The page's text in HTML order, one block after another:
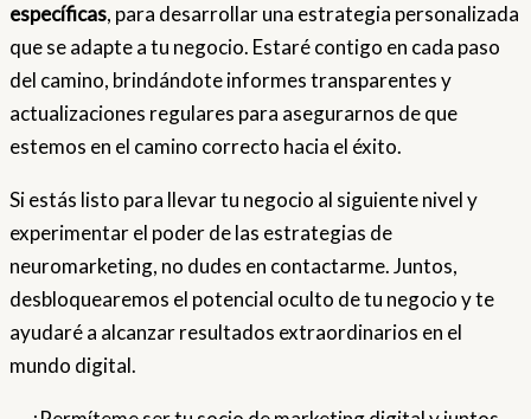
específicas, para desarrollar una estrategia personalizada
que se adapte a tu negocio. Estaré contigo en cada paso
del camino, brindándote informes transparentes y
actualizaciones regulares para asegurarnos de que
estemos en el camino correcto hacia el éxito.
Si estás listo para llevar tu negocio al siguiente nivel y
experimentar el poder de las estrategias de
neuromarketing, no dudes en contactarme. Juntos,
desbloquearemos el potencial oculto de tu negocio y te
ayudaré a alcanzar resultados extraordinarios en el
mundo digital.